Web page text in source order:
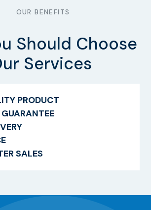
OUR BENEFITS
Should Choose
Services
PRODUCT
SALES